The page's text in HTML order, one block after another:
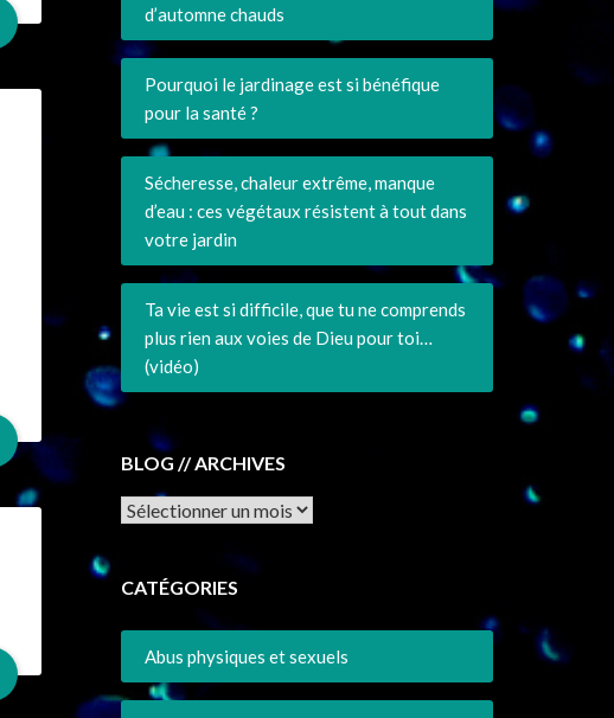
d’automne chauds
Pourquoi le jardinage est si bénéfique
pour la santé ?
Sécheresse, chaleur extrême, manque
d’eau : ces végétaux résistent à tout dans
votre jardin
Ta vie est si difficile, que tu ne comprends
plus rien aux voies de Dieu pour toi…
(vidéo)
BLOG // ARCHIVES
Archives
CATÉGORIES
Abus physiques et sexuels